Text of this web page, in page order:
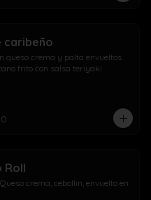
caribeño
queso crema y palta envueltos
frito con salsa teriyaki
Roll
crema, cebollin, envuelto en